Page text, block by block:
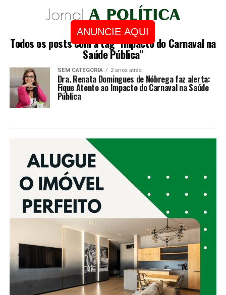
ANUNCIE AQUI
Todos os posts com a tag "Impacto do Carnaval na
Saúde Pública"
SEM CATEGORIA 2 anos atrás
Dra. Renata Domingues de Nóbrega faz alerta:
Fique Atento ao Impacto do Carnaval na Saúde
Pública